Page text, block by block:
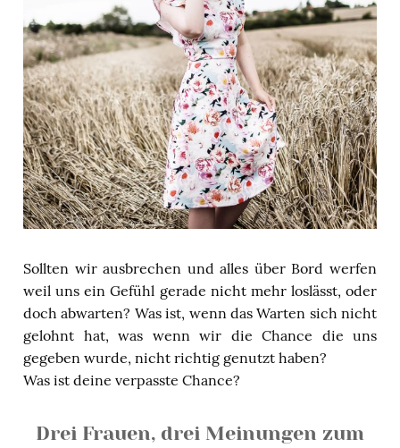
Sollten wir ausbrechen und alles über Bord werfen
weil uns ein Gefühl gerade nicht mehr loslässt, oder
doch abwarten? Was ist, wenn das Warten sich nicht
gelohnt hat, was wenn wir die Chance die uns
gegeben wurde, nicht richtig genutzt haben?
Was ist deine verpasste Chance?
Drei Frauen, drei Meinungen zum